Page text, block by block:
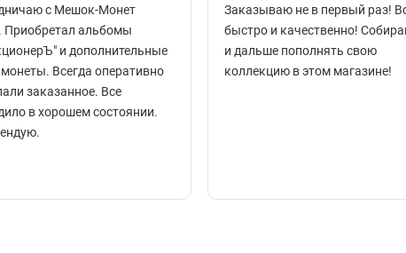
с Мешок-Монет
Приобретал альбомы
и дополнительные
Всегда оперативно
заказанное. Все
в хорошем состоянии.
Заказываю не в первый раз!
быстро и качественно!
и дальше пополнять свою
коллекцию в этом магазине!